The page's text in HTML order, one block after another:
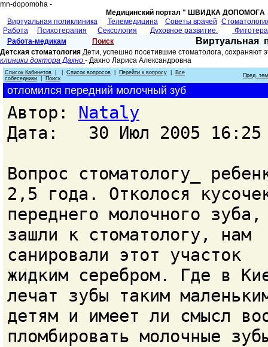
mn-dopomoha -
Медицинский портал " ШВИДКА
Виртуальная поликлиника
Телемедицина Советы врачей
Работа
Психотерапия Сексология Духовное развитие.
Работа-медикам
Поиск Виртуальная
Детская стоматология Дети, успешно посетившие стоматолога,
клиники доктора Дахно - Дахно Лариса Александровнa
Список Кабинетов Список вопросов Перейти к вопросу
Все
собеседники
Поиск Пред.
отломился передний молочный зуб
Автор: Nataly
Дата: 30 Июл 2005 16:25
Вопрос стоматологу_
2,5 года. Отколося
переднего молочного зуба,
зашли к стоматологу, нам
санировали этот участок
жидким серебром. Где в
лечат зубы таким
детям и имеет ли смысл
пломбировать молочные